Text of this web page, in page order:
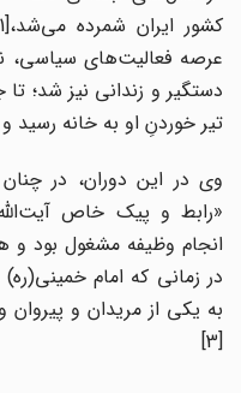
عرصه فعالیت‌های سیاسی،
دستگیر و زندانی نیز شد؛ تا
تیر خوردنِ او به خانه رسید و
وی در این دوران، در چنان
«رابط و پیک خاص آیت‌الله
انجام وظیفه مشغول بود و
در زمانی که امام
به یکی از مریدان و پیروان